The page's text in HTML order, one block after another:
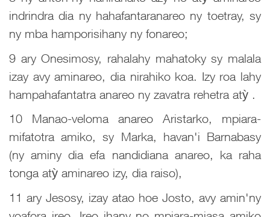
indrindra dia ny hahafantaranareo ny toetray, sy
ny mba hamporisihany ny fonareo;
9 ary Onesimosy, rahalahy mahatoky sy malala
izay avy aminareo, dia nirahiko koa. Izy roa lahy
hampahafantatra anareo ny zavatra rehetra atỳ .
10 Manao-veloma anareo Aristarko, mpiara-
mifatotra amiko, sy Marka, havan'i Barnabasy
(ny aminy dia efa nandidiana anareo, ka raha
tonga atỳ aminareo izy, dia raiso),
11 ary Jesosy, izay atao hoe Josto, avy amin'ny